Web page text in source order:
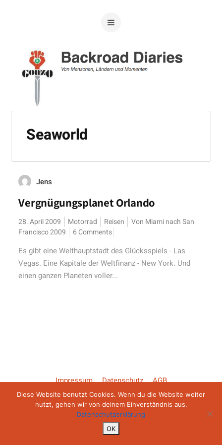
Seaworld
Jens
Vergnügungsplanet Orlando
28. April 2009 Motorrad Reisen
Von Miami nach San
Francisco 2009
6 Comments
Es gibt eine Welthauptstadt des Glücksspiels - Las
Vegas. Eine Kapitale der Weltfinanz - New York. Und
einen ganzen Planeten voller...
Impressum Datenschutz AGB
Copyright ©2026 Backroad Diaries
Diese Website benutzt Cookies. Wenn du die Website weiter
nutzt, gehen wir von deinem Einverständnis aus.
Datenschutzerklärung
OK